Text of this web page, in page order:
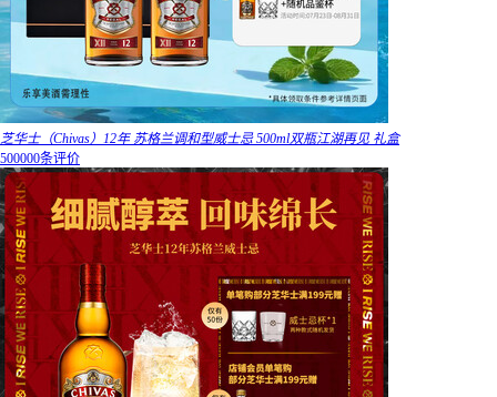
芝华士（Chivas）12年 苏格兰调和型威士忌 500ml双瓶江湖再见 礼盒
500000条评价